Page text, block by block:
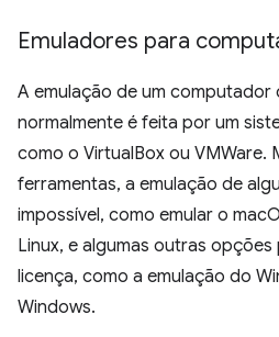
Emuladores para
A emulação de um
normalmente é feita por um
como o VirtualBox ou VMWare.
ferramentas, a emulação de
impossível, como emular o
Linux, e algumas outras opções
licença, como a emulação do
Windows.